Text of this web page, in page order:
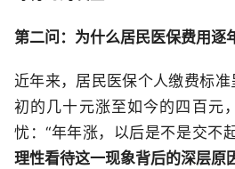
第二问：为什么居民医保费用逐
近年来，居民医保个人缴费标
初的几十元涨至如今的四百元
忧：“年年涨，以后是不是交不
理性看待这一现象背后的深层原